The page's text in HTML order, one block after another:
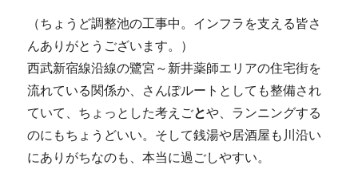
（ちょうど調整池の工事中。インフラを支える皆さ
んありがとうございます。）
西武新宿線沿線の鷺宮～新井薬師エリアの住宅街を
流れている関係か、さんぽルートとしても整備され
ていて、ちょっとした考えごとや、ランニングする
のにもちょうどいい。そして銭湯や居酒屋も川沿い
にありがちなのも、本当に過ごしやすい。